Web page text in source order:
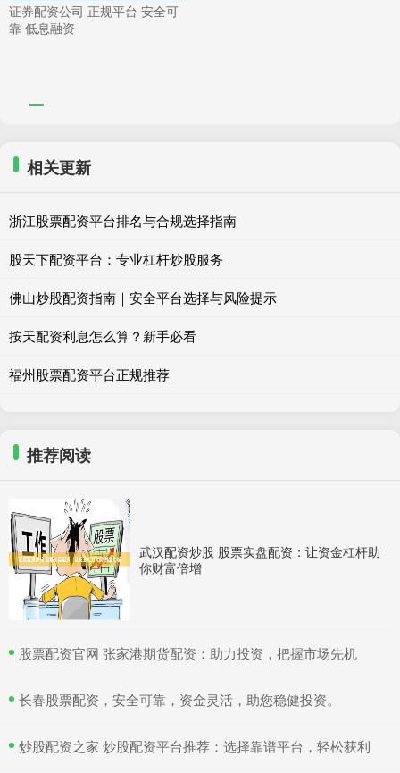
证券配资公司 正规平台 安全可
靠 低息融资
相关更新
浙江股票配资平台排名与合规选择指南
股天下配资平台：专业杠杆炒股服务
佛山炒股配资指南｜安全平台选择与风险提示
按天配资利息怎么算？新手必看
福州股票配资平台正规推荐
推荐阅读
武汉配资炒股 股票实盘配资：让资金杠杆助
你财富倍增
​股票配资官网 张家港期货配资：助力投资，把握市场先机
​长春股票配资，安全可靠，资金灵活，助您稳健投资。
​炒股配资之家 炒股配资平台推荐：选择靠谱平台，轻松获利